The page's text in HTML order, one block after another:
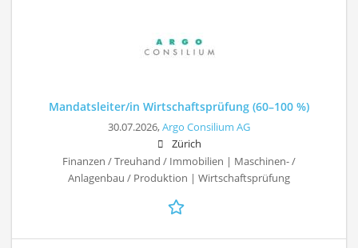
Mandatsleiter/in Wirtschaftsprüfung (60–100 %)
30.07.2026,Argo Consilium AG
Zürich
Finanzen / Treuhand / Immobilien | Maschinen- /
Anlagenbau / Produktion | Wirtschaftsprüfung